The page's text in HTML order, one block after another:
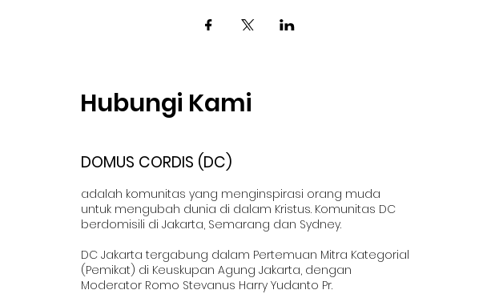
Hubungi Kami
DOMUS CORDIS (DC)
adalah komunitas yang menginspirasi orang muda
untuk mengubah dunia di dalam Kristus. Komunitas DC
berdomisili di Jakarta, Semarang dan Sydney.
DC Jakarta tergabung dalam Pertemuan Mitra Kategorial
(Pemikat) di Keuskupan Agung Jakarta, dengan
Moderator Romo Stevanus Harry Yudanto Pr.